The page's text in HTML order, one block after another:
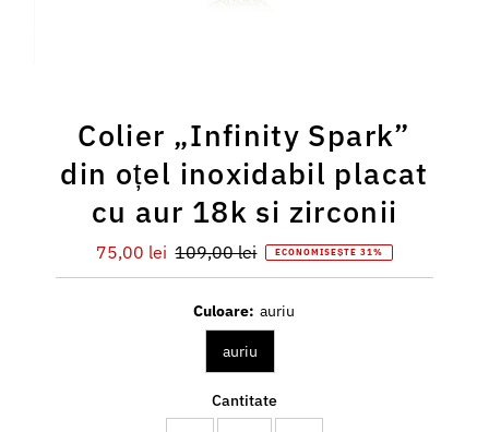
Colier „Infinity Spark”
din oțel inoxidabil placat
cu aur 18k si zirconii
Preț
redus
75,00 lei Preț
întreg
109,00 lei ECONOMISEȘTE 31%
Culoare: auriu
auriu
Cantitate